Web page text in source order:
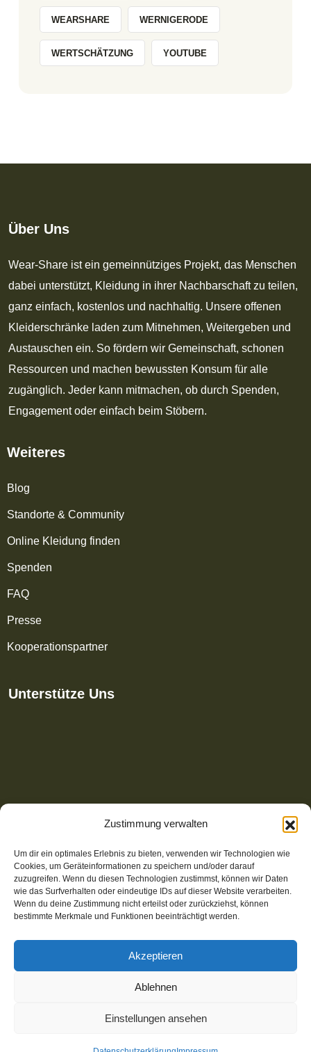
Zustimmung verwalten
Um dir ein optimales Erlebnis zu bieten, verwenden wir Technologien wie
Cookies, um Geräteinformationen zu speichern und/oder darauf
zuzugreifen. Wenn du diesen Technologien zustimmst, können wir Daten
wie das Surfverhalten oder eindeutige IDs auf dieser Website verarbeiten.
Wenn du deine Zustimmung nicht erteilst oder zurückziehst, können
bestimmte Merkmale und Funktionen beeinträchtigt werden.
Akzeptieren
Ablehnen
Einstellungen ansehen
WEARSHARE WERNIGERODE
WERTSCHÄTZUNG YOUTUBE
Über Uns
Wear-Share ist ein gemeinnütziges Projekt, das Menschen
dabei unterstützt, Kleidung in ihrer Nachbarschaft zu teilen,
ganz einfach, kostenlos und nachhaltig. Unsere offenen
Kleiderschränke laden zum Mitnehmen, Weitergeben und
Austauschen ein. So fördern wir Gemeinschaft, schonen
Ressourcen und machen bewussten Konsum für alle
zugänglich. Jeder kann mitmachen, ob durch Spenden,
Engagement oder einfach beim Stöbern.
Weiteres
Blog
Standorte & Community
Online Kleidung finden
Spenden
FAQ
Presse
Kooperationspartner
Unterstütze Uns
© 2025-2026 Wear-Share | Website mit Open Source CMS,
klimafreundlich gehostet bei STRATO | Umsetzung: